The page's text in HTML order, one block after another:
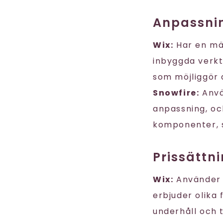
Wix: Har en
inbyggda
som möjliggör
Snowfire:
anpassning,
Wix:
erbjuder olika
underhåll och